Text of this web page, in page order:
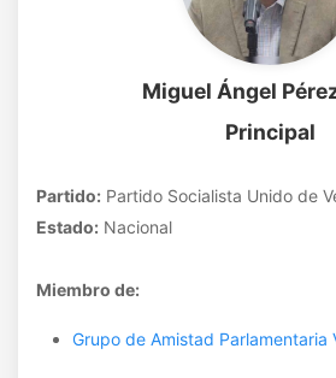
Miguel Ángel
Principal
Partido: Partido Socialista Unido de
Estado: Nacional
Miembro de:
Grupo de Amistad Parlamentaria